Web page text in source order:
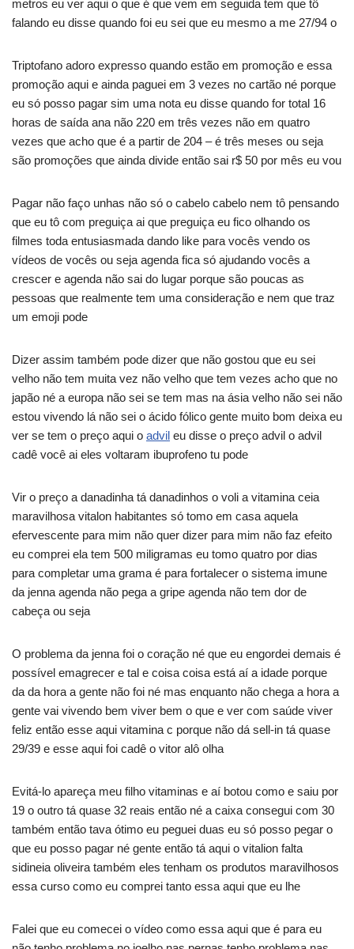
metros eu ver aqui o que é que vem em seguida tem que tô
falando eu disse quando foi eu sei que eu mesmo a me 27/94 o
Triptofano adoro expresso quando estão em promoção e essa
promoção aqui e ainda paguei em 3 vezes no cartão né porque
eu só posso pagar sim uma nota eu disse quando for total 16
horas de saída ana não 220 em três vezes não em quatro
vezes que acho que é a partir de 204 – é três meses ou seja
são promoções que ainda divide então sai r$ 50 por mês eu vou
Pagar não faço unhas não só o cabelo cabelo nem tô pensando
que eu tô com preguiça ai que preguiça eu fico olhando os
filmes toda entusiasmada dando like para vocês vendo os
vídeos de vocês ou seja agenda fica só ajudando vocês a
crescer e agenda não sai do lugar porque são poucas as
pessoas que realmente tem uma consideração e nem que traz
um emoji pode
Dizer assim também pode dizer que não gostou que eu sei
velho não tem muita vez não velho que tem vezes acho que no
japão né a europa não sei se tem mas na ásia velho não sei não
estou vivendo lá não sei o ácido fólico gente muito bom deixa eu
ver se tem o preço aqui o advil eu disse o preço advil o advil
cadê você ai eles voltaram ibuprofeno tu pode
Vir o preço a danadinha tá danadinhos o voli a vitamina ceia
maravilhosa vitalon habitantes só tomo em casa aquela
efervescente para mim não quer dizer para mim não faz efeito
eu comprei ela tem 500 miligramas eu tomo quatro por dias
para completar uma grama é para fortalecer o sistema imune
da jenna agenda não pega a gripe agenda não tem dor de
cabeça ou seja
O problema da jenna foi o coração né que eu engordei demais é
possível emagrecer e tal e coisa coisa está aí a idade porque
da da hora a gente não foi né mas enquanto não chega a hora a
gente vai vivendo bem viver bem o que e ver com saúde viver
feliz então esse aqui vitamina c porque não dá sell-in tá quase
29/39 e esse aqui foi cadê o vitor alô olha
Evitá-lo apareça meu filho vitaminas e aí botou como e saiu por
19 o outro tá quase 32 reais então né a caixa consegui com 30
também então tava ótimo eu peguei duas eu só posso pegar o
que eu posso pagar né gente então tá aqui o vitalion falta
sidineia oliveira também eles tenham os produtos maravilhosos
essa curso como eu comprei tanto essa aqui que eu lhe
Falei que eu comecei o vídeo como essa aqui que é para eu